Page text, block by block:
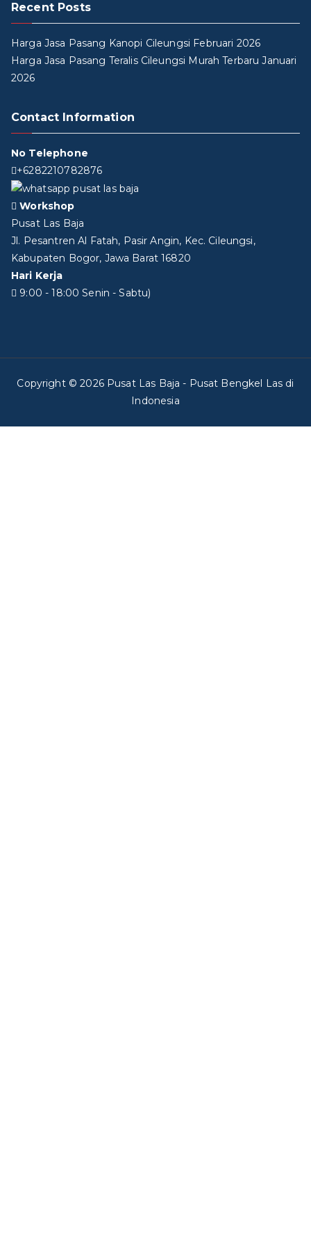
Recent Posts
Harga Jasa Pasang Kanopi Cileungsi Februari 2026
Harga Jasa Pasang Teralis Cileungsi Murah Terbaru Januari
2026
Contact Information
No Telephone
+6282210782876
Workshop
Pusat Las Baja
Jl. Pesantren Al Fatah, Pasir Angin, Kec. Cileungsi,
Kabupaten Bogor, Jawa Barat 16820
Hari Kerja
9:00 - 18:00 Senin - Sabtu)
Copyright © 2026 Pusat Las Baja - Pusat Bengkel Las di
Indonesia